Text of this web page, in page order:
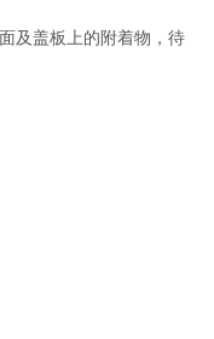
及盖板上的附着物，待